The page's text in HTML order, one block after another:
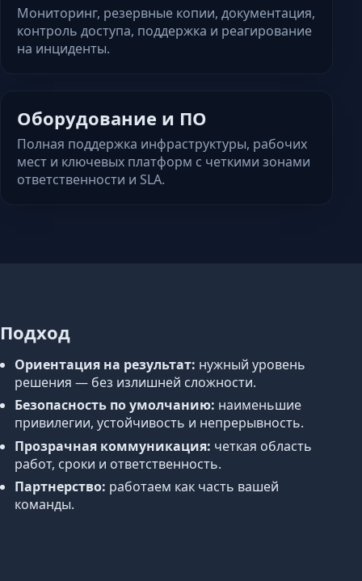
Мониторинг, резервные копии, документация,
контроль доступа, поддержка и реагирование
на инциденты.
Оборудование и ПО
Полная поддержка инфраструктуры, рабочих
мест и ключевых платформ с четкими зонами
ответственности и SLA.
Подход
Ориентация на результат: нужный уровень
решения — без излишней сложности.
Безопасность по умолчанию: наименьшие
привилегии, устойчивость и непрерывность.
Прозрачная коммуникация: четкая область
работ, сроки и ответственность.
Партнерство: работаем как часть вашей
команды.